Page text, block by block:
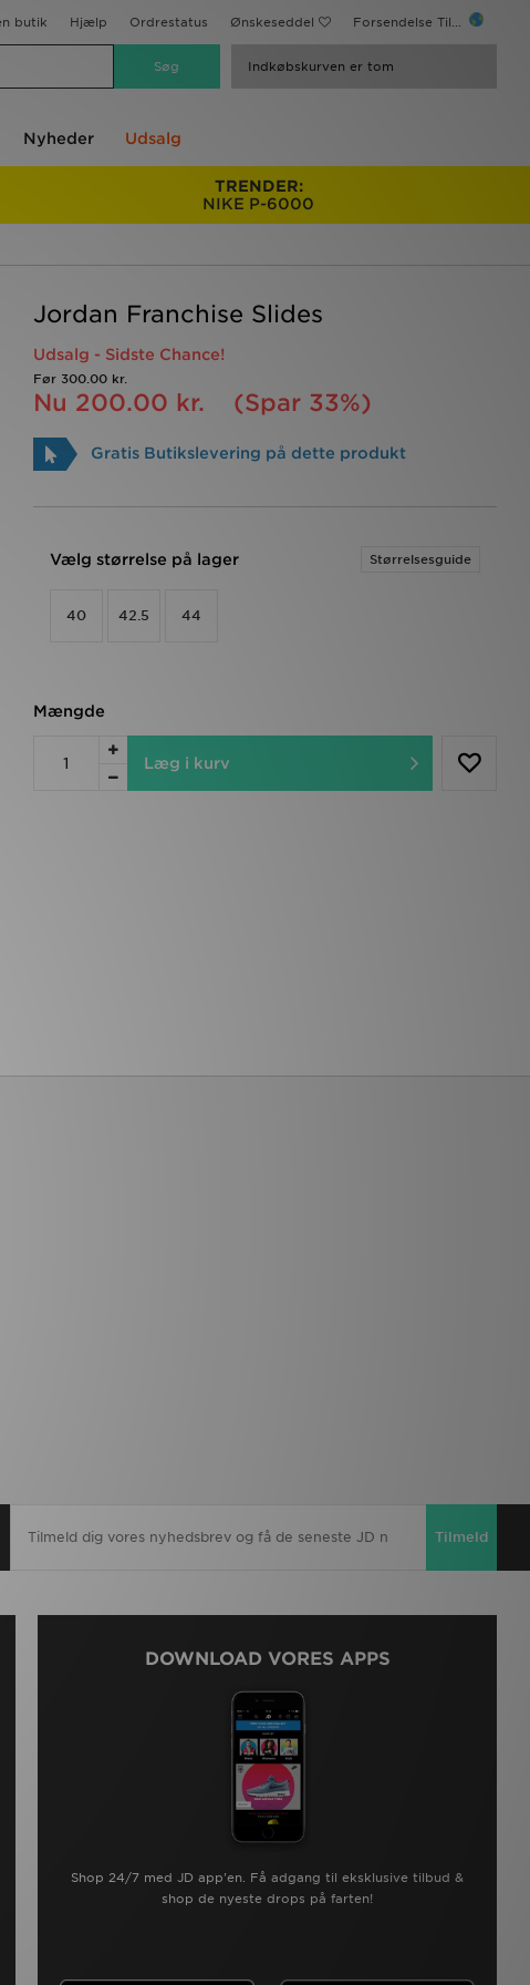
butik Hjælp Ordrestatus Ønskeseddel Forsendelse Til...
Indkøbskurven er tom
Nyheder Udsalg
TRENDER:
NIKE P-6000
Jordan Franchise Slides
Udsalg - Sidste Chance!
Før 300.00 kr.
Nu 200.00 kr. (Spar 33%)
Gratis Butikslevering på dette produkt
Vælg størrelse på lager Størrelsesguide
40 42.5 44
Mængde
Læg i kurv
Tilmeld
DOWNLOAD VORES APPS
Shop 24/7 med JD app'en. Få adgang til eksklusive tilbud &
shop de nyeste drops på farten!